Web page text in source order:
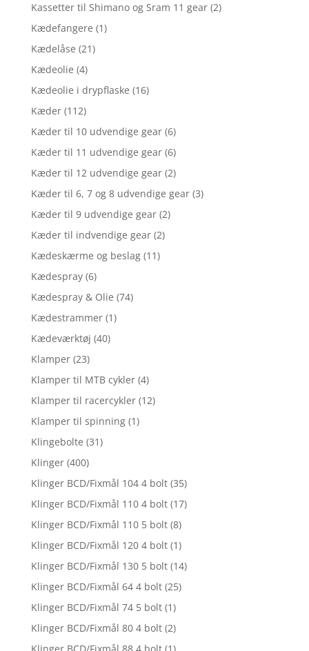
Kassetter til Shimano og Sram 11 gear (2)
Kædefangere (1)
Kædelåse (21)
Kædeolie (4)
Kædeolie i drypflaske (16)
Kæder (112)
Kæder til 10 udvendige gear (6)
Kæder til 11 udvendige gear (6)
Kæder til 12 udvendige gear (2)
Kæder til 6, 7 og 8 udvendige gear (3)
Kæder til 9 udvendige gear (2)
Kæder til indvendige gear (2)
Kædeskærme og beslag (11)
Kædespray (6)
Kædespray & Olie (74)
Kædestrammer (1)
Kædeværktøj (40)
Klamper (23)
Klamper til MTB cykler (4)
Klamper til racercykler (12)
Klamper til spinning (1)
Klingebolte (31)
Klinger (400)
Klinger BCD/Fixmål 104 4 bolt (35)
Klinger BCD/Fixmål 110 4 bolt (17)
Klinger BCD/Fixmål 110 5 bolt (8)
Klinger BCD/Fixmål 120 4 bolt (1)
Klinger BCD/Fixmål 130 5 bolt (14)
Klinger BCD/Fixmål 64 4 bolt (25)
Klinger BCD/Fixmål 74 5 bolt (1)
Klinger BCD/Fixmål 80 4 bolt (2)